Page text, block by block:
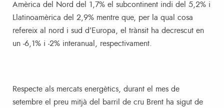
Amèrica del Nord del 1,7% el subcontinent indi del 5,2% i
Llatinoamèrica del 2,9% mentre que, per la qual cosa
refereix al nord i sud d’Europa, el trànsit ha decrescut en
un -6,1% i -2% interanual, respectivament.
Respecte als mercats energètics, durant el mes de
setembre el preu mitjà del barril de cru Brent ha sigut de